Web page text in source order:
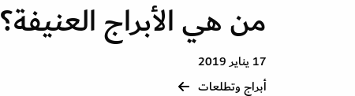
من هي الأبراج العنيفة؟
17 يناير 2019
أبراج وتطلعات